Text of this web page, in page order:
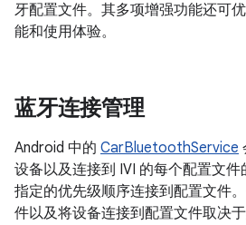
牙配置文件。其多项增强功能还可
能和使用体验。
蓝牙连接管理
Android 中的 CarBluetoothService
设备以及连接到 IVI 的每个配置文
指定的优先级顺序连接到配置文件
件以及将设备连接到配置文件取决